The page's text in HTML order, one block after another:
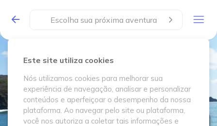
Este site utiliza cookies
Nós utilizamos cookies para melhorar sua
experiência de navegação, analisar e personalizar
conteúdos e aperfeiçoar o desempenho da nossa
plataforma. Ao navegar pelo site ou plataforma,
você nos autoriza a coletar tais informações e
Escolha sua próxima aventura